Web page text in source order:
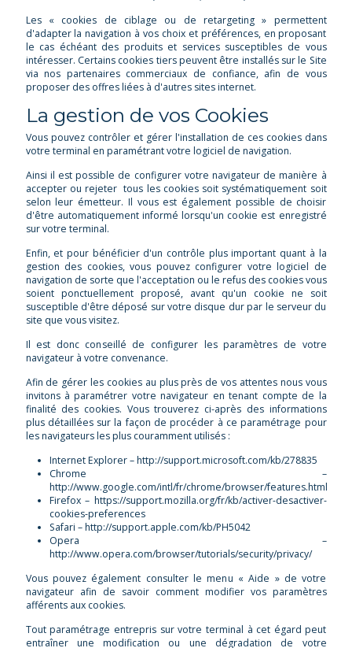
Les « cookies de ciblage ou de retargeting » permettent
d'adapter la navigation à vos choix et préférences, en proposant
le cas échéant des produits et services susceptibles de vous
intéresser. Certains cookies tiers peuvent être installés sur le Site
via nos partenaires commerciaux de confiance, afin de vous
proposer des offres liées à d'autres sites internet.
La gestion de vos Cookies
Vous pouvez contrôler et gérer l'installation de ces cookies dans
votre terminal en paramétrant votre logiciel de navigation.
Ainsi il est possible de configurer votre navigateur de manière à
accepter ou rejeter tous les cookies soit systématiquement soit
selon leur émetteur. Il vous est également possible de choisir
d'être automatiquement informé lorsqu'un cookie est enregistré
sur votre terminal.
Enfin, et pour bénéficier d'un contrôle plus important quant à la
gestion des cookies, vous pouvez configurer votre logiciel de
navigation de sorte que l'acceptation ou le refus des cookies vous
soient ponctuellement proposé, avant qu'un cookie ne soit
susceptible d'être déposé sur votre disque dur par le serveur du
site que vous visitez.
Il est donc conseillé de configurer les paramètres de votre
navigateur à votre convenance.
Afin de gérer les cookies au plus près de vos attentes nous vous
invitons à paramétrer votre navigateur en tenant compte de la
finalité des cookies. Vous trouverez ci-après des informations
plus détaillées sur la façon de procéder à ce paramétrage pour
les navigateurs les plus couramment utilisés :
Internet Explorer – http://support.microsoft.com/kb/278835
Chrome –
http://www.google.com/intl/fr/chrome/browser/features.html
Firefox – https://support.mozilla.org/fr/kb/activer-desactiver-
cookies-preferences
Safari – http://support.apple.com/kb/PH5042
Opera –
http://www.opera.com/browser/tutorials/security/privacy/
Vous pouvez également consulter le menu « Aide » de votre
navigateur afin de savoir comment modifier vos paramètres
afférents aux cookies.
Tout paramétrage entrepris sur votre terminal à cet égard peut
entraîner une modification ou une dégradation de votre